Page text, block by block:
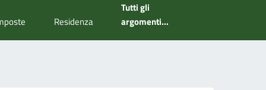
Residenza
Tutti gli
argomenti...